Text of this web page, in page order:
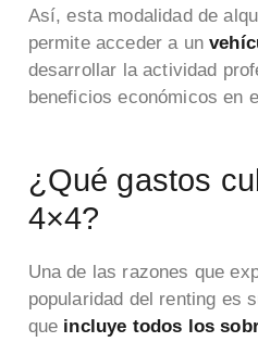
Así, esta modalidad de
permite acceder a un
desarrollar la actividad
beneficios económicos en
¿Qué gastos
4×4?
Una de las razones que
popularidad del renting es
que incluye todos los